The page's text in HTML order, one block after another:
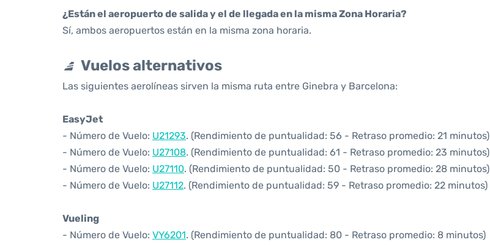
¿Están el aeropuerto de salida y el de llegada en la misma Zona Horaria?
Sí, ambos aeropuertos están en la misma zona horaria.
Vuelos alternativos
Las siguientes aerolíneas sirven la misma ruta entre Ginebra y Barcelona:
EasyJet
- Número de Vuelo: U21293. (Rendimiento de puntualidad: 56 - Retraso promedio: 21 minutos)
- Número de Vuelo: U27108. (Rendimiento de puntualidad: 61 - Retraso promedio: 23 minutos)
- Número de Vuelo: U27110. (Rendimiento de puntualidad: 50 - Retraso promedio: 28 minutos)
- Número de Vuelo: U27112. (Rendimiento de puntualidad: 59 - Retraso promedio: 22 minutos)
Vueling
- Número de Vuelo: VY6201. (Rendimiento de puntualidad: 80 - Retraso promedio: 8 minutos)